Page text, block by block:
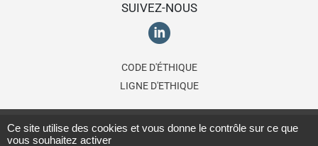
SUIVEZ-NOUS
CODE D'ÉTHIQUE
LIGNE D'ETHIQUE
© 2026 Lagardère Travel Retail France, une branche du groupe
Lagardère- Tous droits réservés -
Ce site utilise des cookies et vous donne le contrôle sur ce que
vous souhaitez activer